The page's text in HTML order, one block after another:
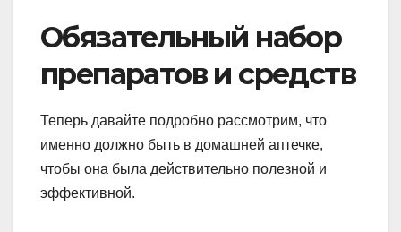
Обязательный набор
препаратов и средств
Теперь давайте подробно рассмотрим, что
именно должно быть в домашней аптечке,
чтобы она была действительно полезной и
эффективной.